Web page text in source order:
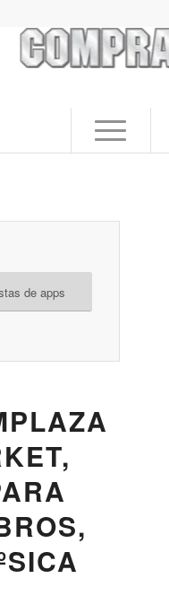
de apps